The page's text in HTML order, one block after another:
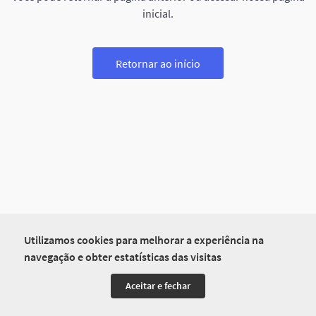
Utilizamos cookies para melhorar a experiência na
navegação e obter estatísticas das visitas
Aceitar e fechar
inicial.
Retornar ao início